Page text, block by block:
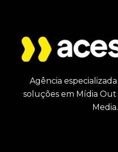
Agência
soluções em Mídia Out
Media.